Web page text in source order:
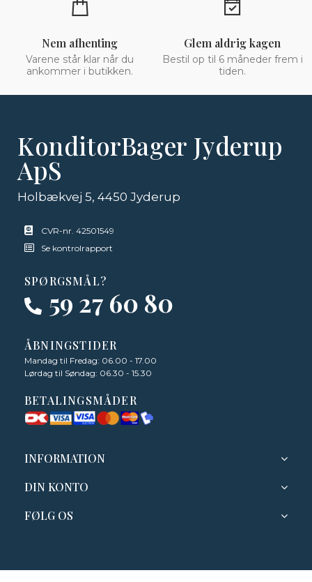
Nem afhenting
Varene står klar når du
ankommer i butikken.
Glem aldrig kagen
Bestil op til 6 måneder frem i
tiden.
KonditorBager Jyderup
ApS
Holbækvej 5, 4450 Jyderup
CVR-nr. 42501549
Se kontrolrapport
SPØRGSMÅL?
59 27 60 80
ÅBNINGSTIDER
Mandag til Fredag: 06.00 - 17.00
Lørdag til Søndag: 06.30 - 15.30
BETALINGSMÅDER
INFORMATION
DIN KONTO
FØLG OS